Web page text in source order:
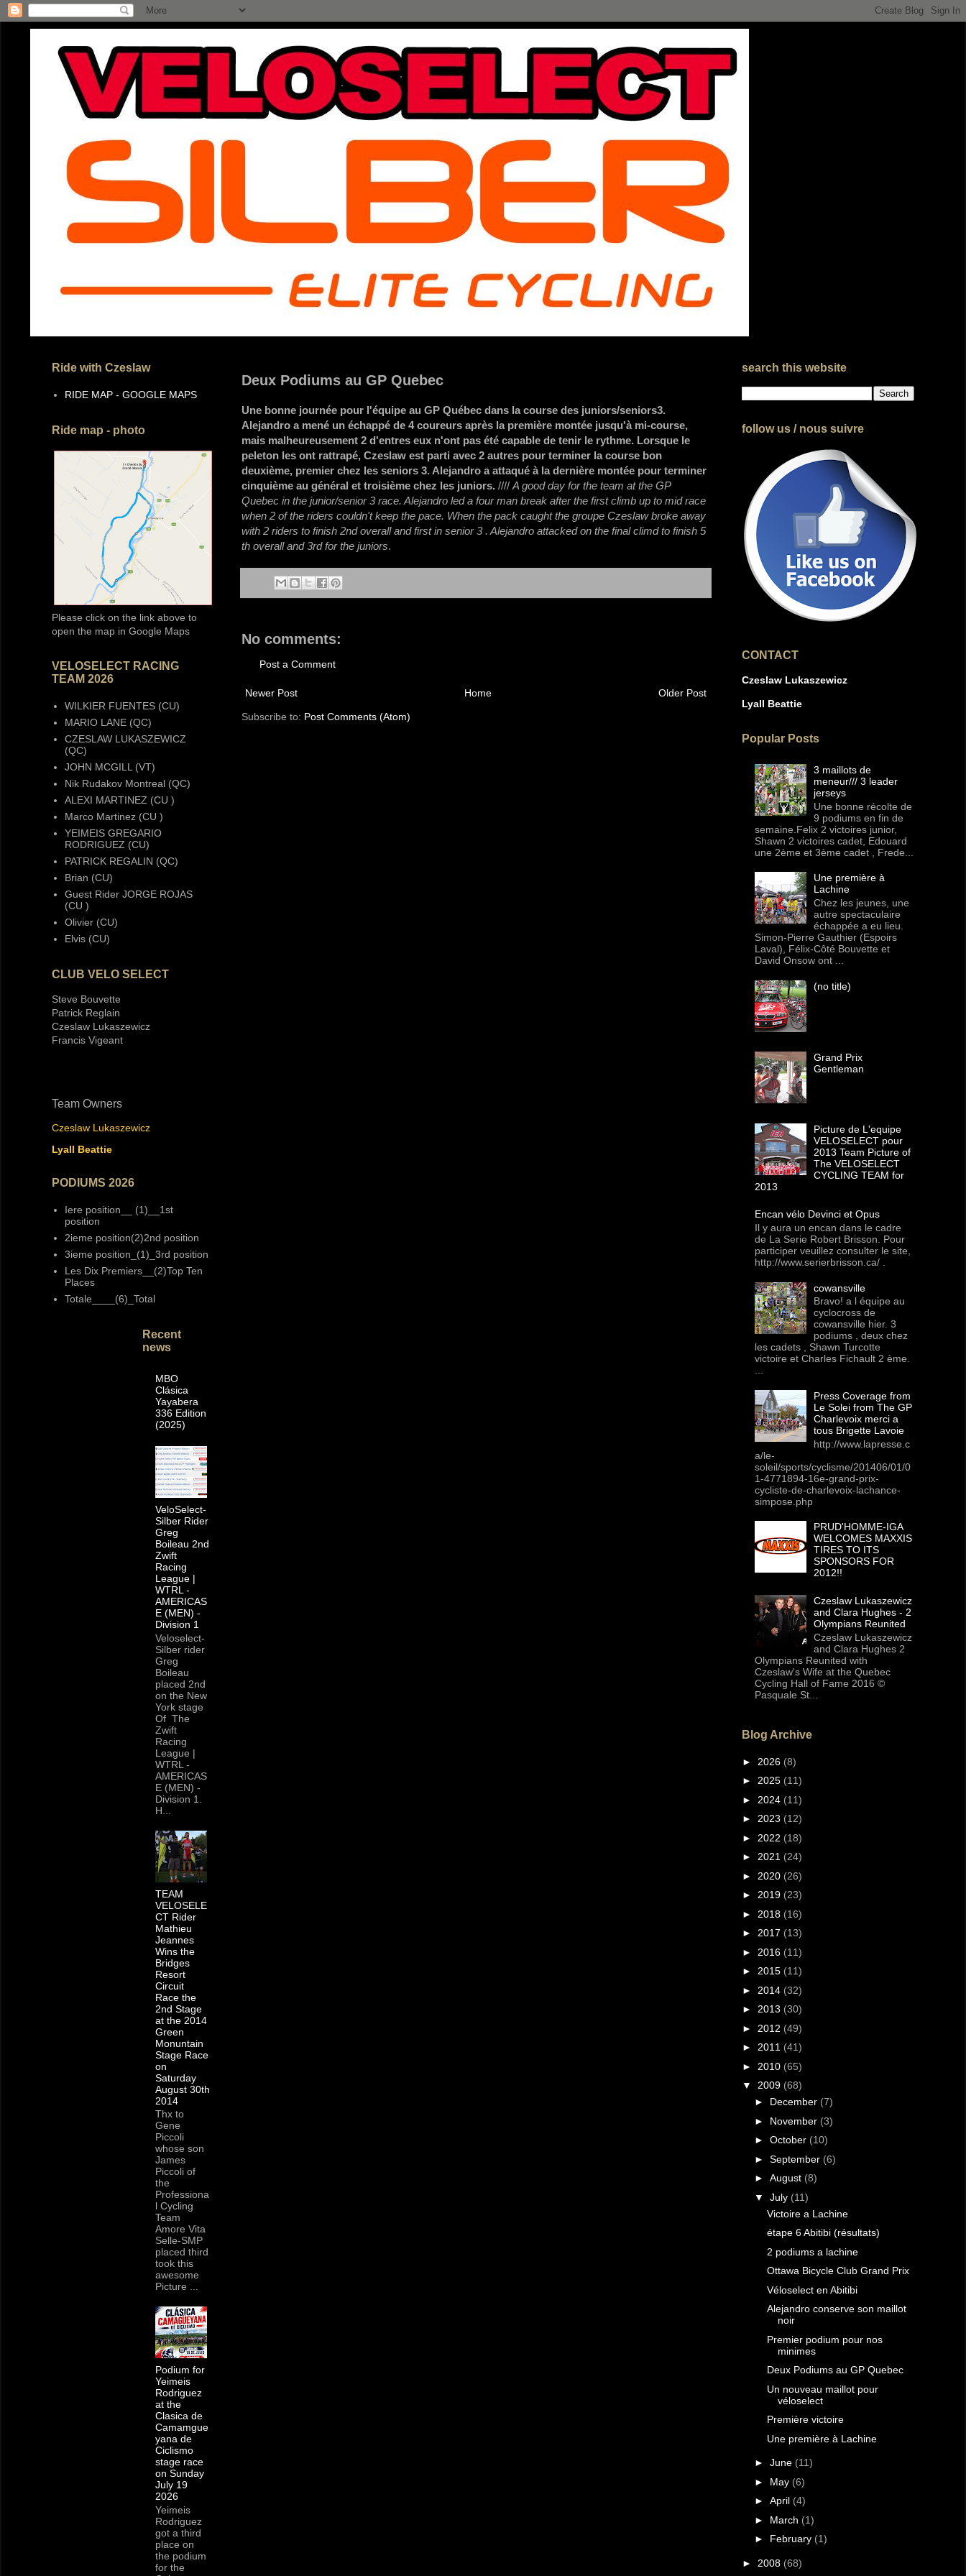
Deux Podiums au GP Quebec
Une bonne journée pour l'équipe au GP Québec dans la course des juniors/seniors3.
Alejandro a mené un échappé de 4 coureurs après la première montée jusqu'à mi-course,
mais malheureusement 2 d'entres eux n'ont pas été capable de tenir le rythme. Lorsque le
peleton les ont rattrapé, Czeslaw est parti avec 2 autres pour terminer la course bon
deuxième, premier chez les seniors 3. Alejandro a attaqué à la dernière montée pour terminer
cinquième au général et troisième chez les juniors. //// A good day for the team at the GP
Quebec in the junior/senior 3 race. Alejandro led a four man break after the first climb up to mid race
when 2 of the riders couldn't keep the pace. When the pack caught the groupe Czeslaw broke away
with 2 riders to finish 2nd overall and first in senior 3 . Alejandro attacked on the final climd to finish 5
th overall and 3rd for the juniors.
No comments:
Post a Comment
Newer Post Older Post
Home
Subscribe to: Post Comments (Atom)
Ride with Czeslaw
RIDE MAP - GOOGLE MAPS
Ride map - photo
Please click on the link above to
open the map in Google Maps
VELOSELECT RACING
TEAM 2026
WILKIER FUENTES (CU)
MARIO LANE (QC)
CZESLAW LUKASZEWICZ
(QC)
JOHN MCGILL (VT)
Nik Rudakov Montreal (QC)
ALEXI MARTINEZ (CU )
Marco Martinez (CU )
YEIMEIS GREGARIO
RODRIGUEZ (CU)
PATRICK REGALIN (QC)
Brian (CU)
Guest Rider JORGE ROJAS
(CU )
Olivier (CU)
Elvis (CU)
CLUB VELO SELECT
Steve Bouvette
Patrick Reglain
Czeslaw Lukaszewicz
Francis Vigeant
Team Owners
Czeslaw Lukaszewicz
Lyall Beattie
PODIUMS 2026
Iere position__ (1)__1st
position
2ieme position(2)2nd position
3ieme position_(1)_3rd position
Les Dix Premiers__(2)Top Ten
Places
Totale____(6)_Total
Recent
news
MBO
Clásica
Yayabera
336 Edition
(2025)
VeloSelect-
Silber Rider
Greg
Boileau 2nd
Zwift
Racing
League |
WTRL -
AMERICAS
E (MEN) -
Division 1
Veloselect-
Silber rider
Greg
Boileau
placed 2nd
on the New
York stage
Of The
Zwift
Racing
League |
WTRL -
AMERICAS
E (MEN) -
Division 1.
H...
TEAM
VELOSELE
CT Rider
Mathieu
Jeannes
Wins the
Bridges
Resort
Circuit
Race the
2nd Stage
at the 2014
Green
Monuntain
Stage Race
on
Saturday
August 30th
2014
Thx to
Gene
Piccoli
whose son
James
Piccoli of
the
Professiona
l Cycling
Team
Amore Vita
Selle-SMP
placed third
took this
awesome
Picture ...
Podium for
Yeimeis
Rodriguez
at the
Clasica de
Camamgue
yana de
Ciclismo
stage race
on Sunday
July 19
2026
Yeimeis
Rodriguez
got a third
place on
the podium
for the
search this website
follow us / nous suivre
CONTACT
Czeslaw Lukaszewicz
Lyall Beattie
Popular Posts
3 maillots de
meneur/// 3 leader
jerseys
Une bonne récolte de
9 podiums en fin de
semaine.Felix 2 victoires junior,
Shawn 2 victoires cadet, Edouard
une 2ème et 3ème cadet , Frede...
Une première à
Lachine
Chez les jeunes, une
autre spectaculaire
échappée a eu lieu.
Simon-Pierre Gauthier (Espoirs
Laval), Félix-Côté Bouvette et
David Onsow ont ...
(no title)
Grand Prix
Gentleman
Picture de L'equipe
VELOSELECT pour
2013 Team Picture of
The VELOSELECT
CYCLING TEAM for
2013
Encan vélo Devinci et Opus
Il y aura un encan dans le cadre
de La Serie Robert Brisson. Pour
participer veuillez consulter le site,
http://www.serierbrisson.ca/ .
cowansville
Bravo! a l équipe au
cyclocross de
cowansville hier. 3
podiums , deux chez
les cadets , Shawn Turcotte
victoire et Charles Fichault 2 ème.
...
Press Coverage from
Le Solei from The GP
Charlevoix merci a
tous Brigette Lavoie
http://www.lapresse.c
a/le-
soleil/sports/cyclisme/201406/01/0
1-4771894-16e-grand-prix-
cycliste-de-charlevoix-lachance-
simpose.php
PRUD'HOMME-IGA
WELCOMES MAXXIS
TIRES TO ITS
SPONSORS FOR
2012!!
Czeslaw Lukaszewicz
and Clara Hughes - 2
Olympians Reunited
Czeslaw Lukaszewicz
and Clara Hughes 2
Olympians Reunited with
Czeslaw's Wife at the Quebec
Cycling Hall of Fame 2016 ©
Pasquale St...
Blog Archive
► 2026 (8)
► 2025 (11)
► 2024 (11)
► 2023 (12)
► 2022 (18)
► 2021 (24)
► 2020 (26)
► 2019 (23)
► 2018 (16)
► 2017 (13)
► 2016 (11)
► 2015 (11)
► 2014 (32)
► 2013 (30)
► 2012 (49)
► 2011 (41)
► 2010 (65)
▼ 2009 (68)
► December (7)
► November (3)
► October (10)
► September (6)
► August (8)
▼ July (11)
Victoire a Lachine
étape 6 Abitibi (résultats)
2 podiums a lachine
Ottawa Bicycle Club Grand Prix
Véloselect en Abitibi
Alejandro conserve son maillot
noir
Premier podium pour nos
minimes
Deux Podiums au GP Quebec
Un nouveau maillot pour
véloselect
Première victoire
Une première à Lachine
► June (11)
► May (6)
► April (4)
► March (1)
► February (1)
► 2008 (68)